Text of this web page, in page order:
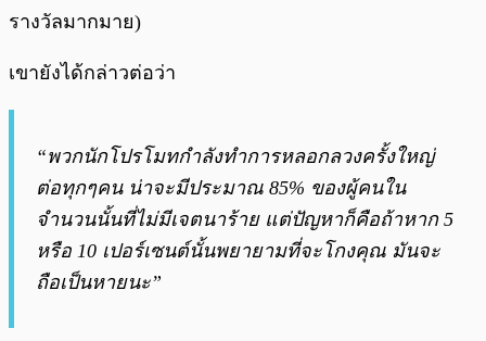
รางวัลมากมาย)
เขายังได้กล่าวต่อว่า
“พวกนักโปรโมทกำลังทำการหลอกลวงครั้งใหญ่
ต่อทุกๆคน น่าจะมีประมาณ 85% ของผู้คนใน
จำนวนนั้นที่ไม่มีเจตนาร้าย แต่ปัญหาก็คือถ้าหาก 5
หรือ 10 เปอร์เซนต์นั้นพยายามที่จะโกงคุณ มันจะ
ถือเป็นหายนะ”